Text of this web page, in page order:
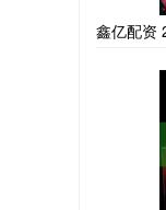
鑫亿配资